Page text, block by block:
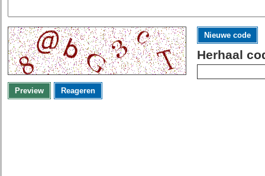
Nieuwe code
Herhaal
Preview Reageren